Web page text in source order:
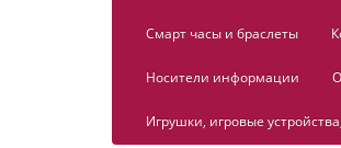
Смарт часы и браслеты
Носители информации
Игрушки, игровые